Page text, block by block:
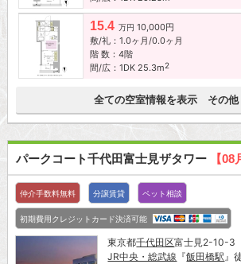
15.4 万円 10,000円
敷/礼：1.0ヶ月/0.0ヶ月
階 数：4階
間/広：1DK 25.3m2
全ての空室情報を表示 その他
パークコート千代田富士見ザタワー 【08
仲介手数料無料 分譲賃貸 ペット相談
初期費用クレジットカード決済可能
東京都千代田区富士見2-10-3
JR中央・総武線 『飯田橋駅』